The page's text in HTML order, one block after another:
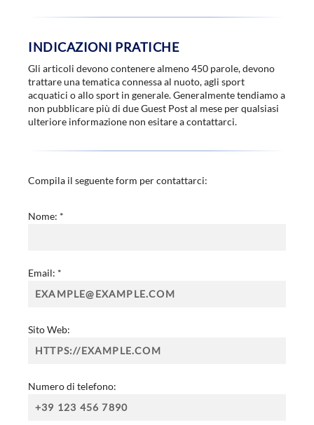
INDICAZIONI PRATICHE
Gli articoli devono contenere almeno 450 parole, devono
trattare una tematica connessa al nuoto, agli sport
acquatici o allo sport in generale. Generalmente tendiamo a
non pubblicare più di due Guest Post al mese per qualsiasi
ulteriore informazione non esitare a contattarci.
Compila il seguente form per contattarci:
Nome: *
Email: *
Sito Web:
Numero di telefono: